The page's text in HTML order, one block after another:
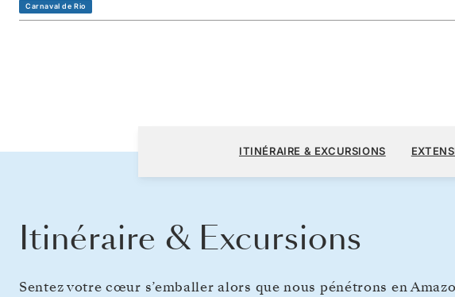
Carnaval de Rio
Bridgetown à Rio de Janeiro
20
ITINÉRAIRE & EXCURSIONS
Itinéraire & Excursions
Sentez votre cœur s’emballer alors que nous pénétrons en